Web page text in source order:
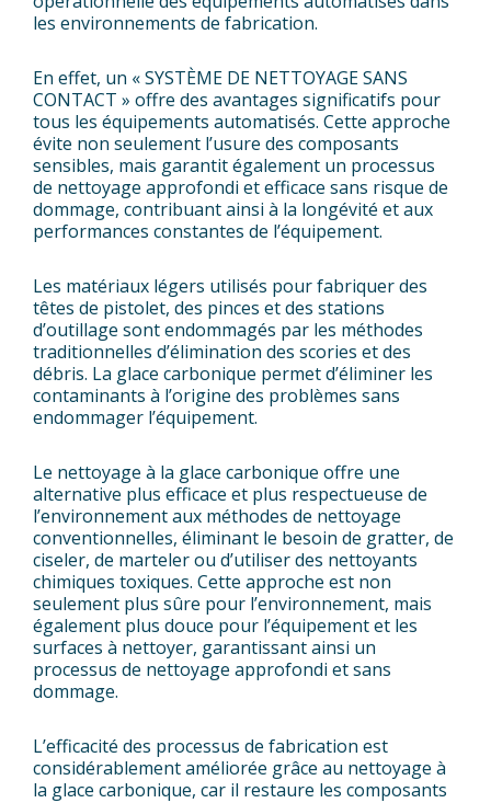
les environnements de fabrication.
En effet, un « SYSTÈME DE NETTOYAGE SANS
CONTACT » offre des avantages significatifs pour
tous les équipements automatisés. Cette approche
évite non seulement l’usure des composants
sensibles, mais garantit également un processus
de nettoyage approfondi et efficace sans risque de
dommage, contribuant ainsi à la longévité et aux
performances constantes de l’équipement.
Les matériaux légers utilisés pour fabriquer des
têtes de pistolet, des pinces et des stations
d’outillage sont endommagés par les méthodes
traditionnelles d’élimination des scories et des
débris. La glace carbonique permet d’éliminer les
contaminants à l’origine des problèmes sans
endommager l’équipement.
Le nettoyage à la glace carbonique offre une
alternative plus efficace et plus respectueuse de
l’environnement aux méthodes de nettoyage
conventionnelles, éliminant le besoin de gratter, de
ciseler, de marteler ou d’utiliser des nettoyants
chimiques toxiques. Cette approche est non
seulement plus sûre pour l’environnement, mais
également plus douce pour l’équipement et les
surfaces à nettoyer, garantissant ainsi un
processus de nettoyage approfondi et sans
dommage.
L’efficacité des processus de fabrication est
considérablement améliorée grâce au nettoyage à
la glace carbonique, car il restaure les composants